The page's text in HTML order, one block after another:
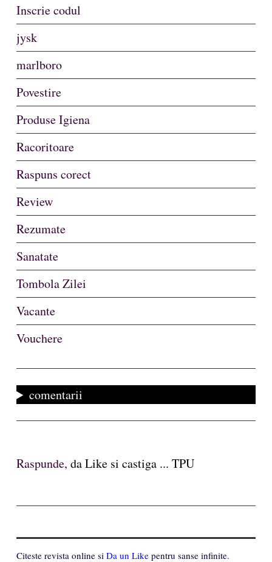
Inscrie codul
jysk
marlboro
Povestire
Produse Igiena
Racoritoare
Raspuns corect
Review
Rezumate
Sanatate
Tombola Zilei
Vacante
Vouchere
comentarii
Raspunde, da Like si castiga ... TPU
Citeste revista online si Da un Like pentru sanse infinite.